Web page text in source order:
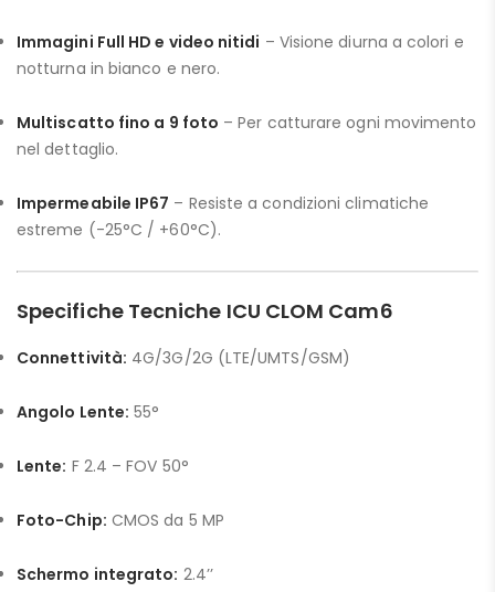
Immagini Full HD e video nitidi – Visione diurna a colori e
notturna in bianco e nero.
Multiscatto fino a 9 foto – Per catturare ogni movimento
nel dettaglio.
Impermeabile IP67 – Resiste a condizioni climatiche
estreme (-25°C / +60°C).
Specifiche Tecniche ICU CLOM Cam6
Connettività: 4G/3G/2G (LTE/UMTS/GSM)
Angolo Lente: 55°
Lente: F 2.4 – FOV 50°
Foto-Chip: CMOS da 5 MP
Schermo integrato: 2.4’’